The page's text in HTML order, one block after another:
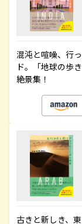
混沌と喧噪、行
ド。「地球の歩
絶景集！
古きと新しき、